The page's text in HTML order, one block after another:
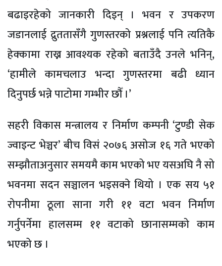
बढाइरहेको जानकारी दिइन् । भवन र उपकरण
जडानलाई द्रुततासँगै गुणस्तरको प्रश्नलाई पनि त्यतिकै
हेक्कामा राख्न आवश्यक रहेको बताउँदै उनले भनिन्,
‘हामीले कामचलाउ भन्दा गुणस्तरमा बढी ध्यान
दिनुपर्छ भन्ने पाटोमा गम्भीर छौँ ।’
सहरी विकास मन्त्रालय र निर्माण कम्पनी ‘टुण्डी सेक
ज्वाइन्ट भेञ्चर’ बीच विसं २०७६ असोज १६ गते भएको
सम्झौताअनुसार समयमै काम भएको भए यसअघि नै सो
भवनमा सदन सञ्चालन भइसक्ने थियो । एक सय ५१
रोपनीमा ठूला साना गरी ११ वटा भवन निर्माण
गर्नुपर्नेमा हालसम्म ११ वटाको छानासम्मको काम
भएको छ ।